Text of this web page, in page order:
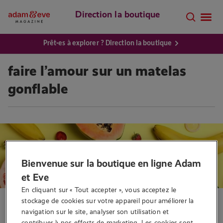
Direction la boutique
Prêt·es à explorer ? Direction la boutique
faire l’amour sur un matelas
gonflable
Position sexuelle
Bienvenue sur la boutique en ligne Adam
et Eve
En cliquant sur « Tout accepter », vous acceptez le
stockage de cookies sur votre appareil pour améliorer la
navigation sur le site, analyser son utilisation et